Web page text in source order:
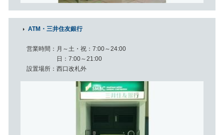
ATM・三井住友銀行
営業時間
月～土・祝：7:00～24:00
日：7:00～21:00
設置場所
西口改札外